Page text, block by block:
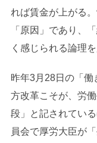
れば賃金が上がる
「原因」であり、
く感じられる論理
昨年3月28日の「働
方改革こそが、労
段」と記されてい
員会で厚労大臣が